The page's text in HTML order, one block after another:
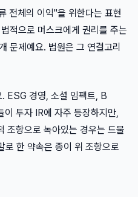
전체의 이익"을 위한다는 표현
적으로 머스크에게 권리를 주는
문제예요. 법원은 그 연결고리
ESG 경영, 소셜 임팩트, B
투자 IR에 자주 등장하지만,
조항으로 녹아있는 경우는 드물
로 한 약속은 종이 위 조항으로